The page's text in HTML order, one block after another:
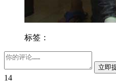
标签：
14